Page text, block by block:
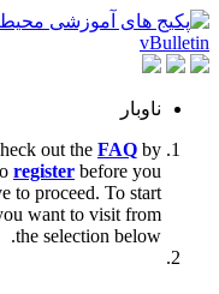
ناوبار
out the FAQ by
register before you
to proceed. To start
want to visit from
the selection below.